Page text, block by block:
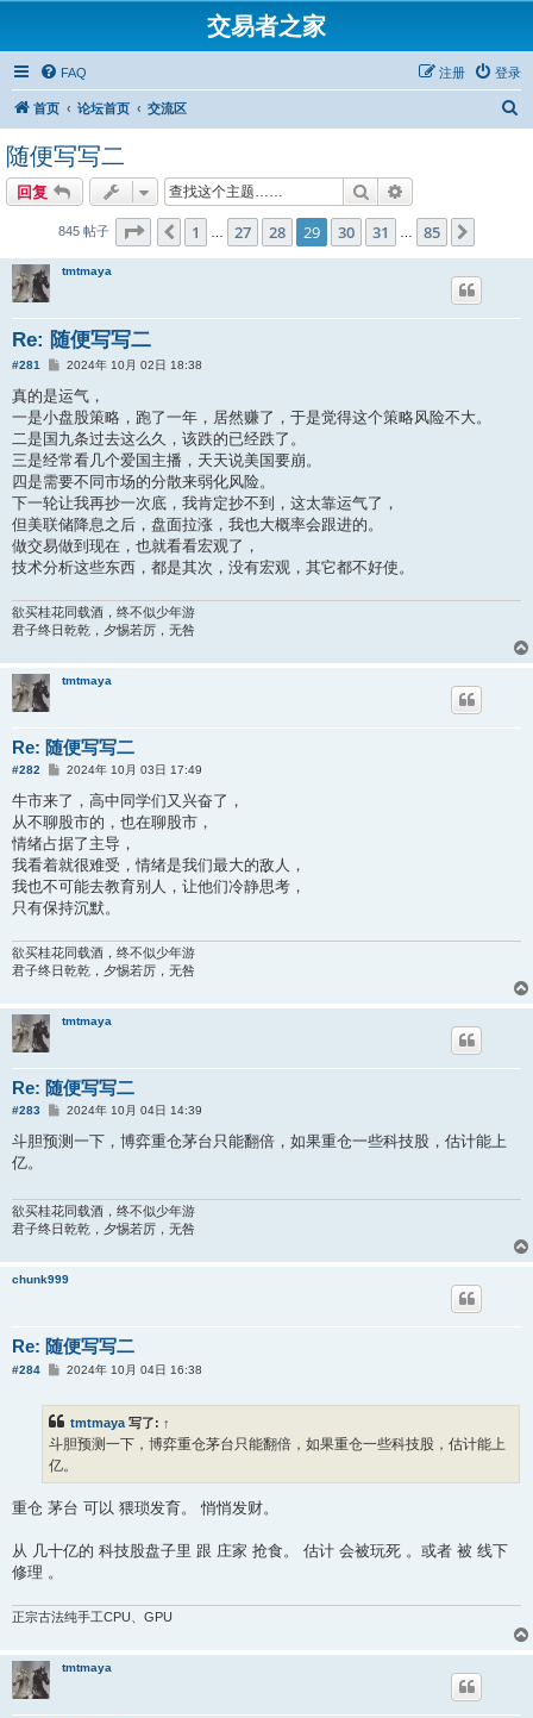
交易者之家
FAQ 登录
注册
首页 论坛首页 交流区
随便写写二
回复 搜索
845 帖子 分页：29 / 85
上一页
1 27 28 29 30 31 85
tmtmaya
Re: 随便写写二
#281
帖
2024年 10月 02日 18:38
真的是运气，
一是小盘股策略，跑了一年，居然赚了，于是觉得这个策略风险不大。
二是国九条过去这么久，该跌的已经跌了。
三是经常看几个爱国主播，天天说美国要崩。
四是需要不同市场的分散来弱化风险。
下一轮让我再抄一次底，我肯定抄不到，这太靠运气了，
但美联储降息之后，盘面拉涨，我也大概率会跟进的。
做交易做到现在，也就看看宏观了，
技术分析这些东西，都是其次，没有宏观，其它都不好使。
欲买桂花同载酒，终不似少年游
君子终日乾乾，夕惕若厉，无咎
tmtmaya
Re: 随便写写二
#282
帖
2024年 10月 03日 17:49
牛市来了，高中同学们又兴奋了，
从不聊股市的，也在聊股市，
情绪占据了主导，
我看着就很难受，情绪是我们最大的敌人，
我也不可能去教育别人，让他们冷静思考，
只有保持沉默。
欲买桂花同载酒，终不似少年游
君子终日乾乾，夕惕若厉，无咎
tmtmaya
Re: 随便写写二
#283
帖
2024年 10月 04日 14:39
斗胆预测一下，博弈重仓茅台只能翻倍，如果重仓一些科技股，估计能上
亿。
欲买桂花同载酒，终不似少年游
君子终日乾乾，夕惕若厉，无咎
chunk999
Re: 随便写写二
#284
帖
2024年 10月 04日 16:38
tmtmaya 写了: ↑
斗胆预测一下，博弈重仓茅台只能翻倍，如果重仓一些科技股，估计能上
亿。
重仓 茅台 可以 猥琐发育。 悄悄发财。
从 几十亿的 科技股盘子里 跟 庄家 抢食。 估计 会被玩死 。或者 被 线下
修理 。
正宗古法纯手工CPU、GPU
tmtmaya